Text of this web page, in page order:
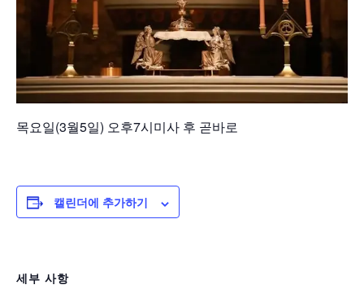
목요일(3월5일) 오후7시미사 후 곧바로
캘린더에 추가하기
세부 사항